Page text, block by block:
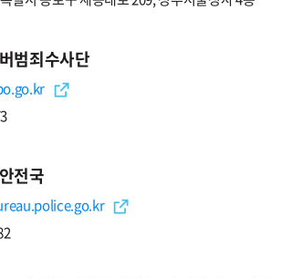
범죄수사단
전국